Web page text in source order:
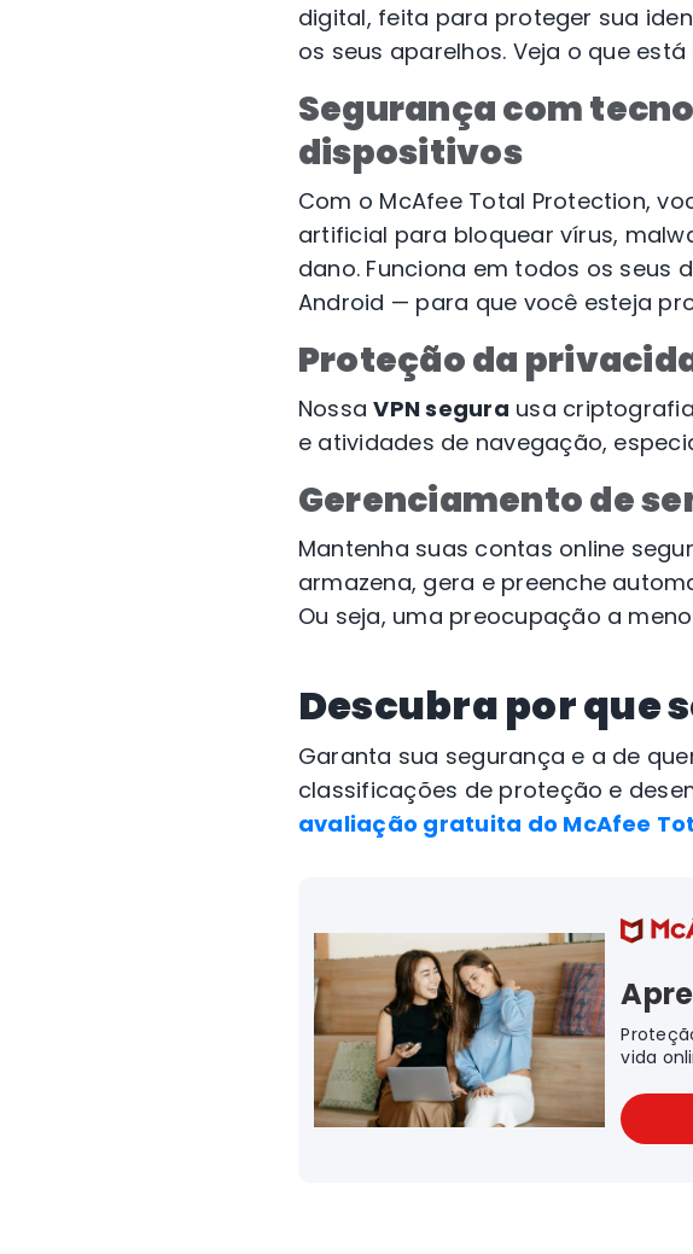
digital, feita para proteger sua
os seus aparelhos. Veja o que está
Segurança com
dispositivos
Com o McAfee Total Protection,
artificial para bloquear vírus,
dano. Funciona em todos os seus
Android — para que você esteja
Proteção da
NossaVPN segura usa
e atividades de navegação,
Gerenciamento de
Mantenha suas contas online
armazena, gera e preenche
Ou seja, uma preocupação a
Descubra por que
Garanta sua segurança e a de
classificações de proteção e
avaliação gratuita do McAfee
vida